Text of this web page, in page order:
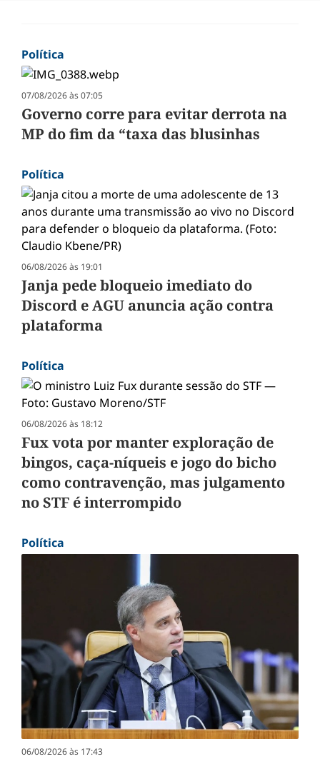
Política
07/08/2026 às 07:05
Governo corre para evitar derrota na
MP do fim da “taxa das blusinhas
Política
06/08/2026 às 19:01
Janja pede bloqueio imediato do
Discord e AGU anuncia ação contra
plataforma
Política
06/08/2026 às 18:12
Fux vota por manter exploração de
bingos, caça-níqueis e jogo do bicho
como contravenção, mas julgamento
no STF é interrompido
Política
06/08/2026 às 17:43